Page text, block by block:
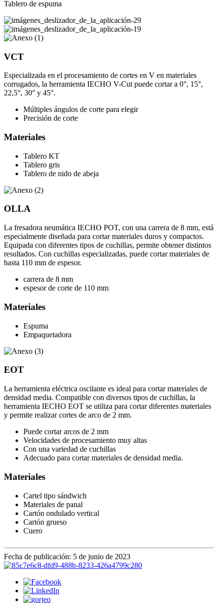
Tablero de espuma
VCT
Especializada en el procesamiento de cortes en V en materiales
corrugados, la herramienta IECHO V-Cut puede cortar a 0°, 15°,
22,5°, 30° y 45°.
Múltiples ángulos de corte para elegir
Precisión de corte
Materiales
Tablero KT
Tablero gris
Tablero de nido de abeja
OLLA
La fresadora neumática IECHO POT, con una carrera de 8 mm, está
especialmente diseñada para cortar materiales duros y compactos.
Equipada con diferentes tipos de cuchillas, permite obtener distintos
resultados. Con cuchillas especializadas, puede cortar materiales de
hasta 110 mm de espesor.
carrera de 8 mm
espesor de corte de 110 mm
Materiales
Espuma
Empaquetadora
EOT
La herramienta eléctrica oscilante es ideal para cortar materiales de
densidad media. Compatible con diversos tipos de cuchillas, la
herramienta IECHO EOT se utiliza para cortar diferentes materiales
y permite realizar cortes de arco de 2 mm.
Puede cortar arcos de 2 mm
Velocidades de procesamiento muy altas
Con una variedad de cuchillas
Adecuado para cortar materiales de densidad media.
Materiales
Cartel tipo sándwich
Materiales de panal
Cartón ondulado vertical
Cartón grueso
Cuero
Fecha de publicación: 5 de junio de 2023